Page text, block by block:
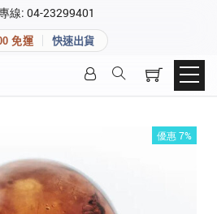
線: 04-23299401
免運 快速出貨
優惠 7%
料與收藏清單。